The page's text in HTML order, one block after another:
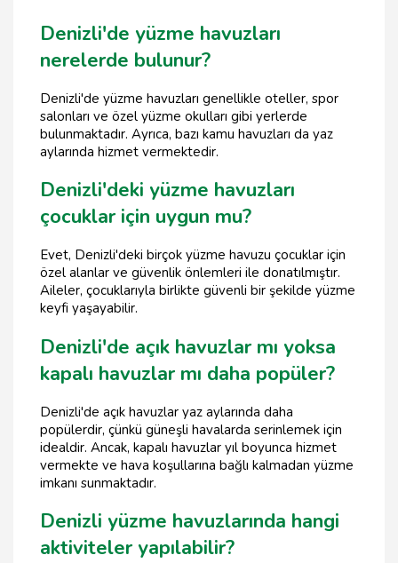
Denizli'de yüzme havuzları
nerelerde bulunur?
Denizli'de yüzme havuzları genellikle oteller, spor
salonları ve özel yüzme okulları gibi yerlerde
bulunmaktadır. Ayrıca, bazı kamu havuzları da yaz
aylarında hizmet vermektedir.
Denizli'deki yüzme havuzları
çocuklar için uygun mu?
Evet, Denizli'deki birçok yüzme havuzu çocuklar için
özel alanlar ve güvenlik önlemleri ile donatılmıştır.
Aileler, çocuklarıyla birlikte güvenli bir şekilde yüzme
keyfi yaşayabilir.
Denizli'de açık havuzlar mı yoksa
kapalı havuzlar mı daha popüler?
Denizli'de açık havuzlar yaz aylarında daha
popülerdir, çünkü güneşli havalarda serinlemek için
idealdir. Ancak, kapalı havuzlar yıl boyunca hizmet
vermekte ve hava koşullarına bağlı kalmadan yüzme
imkanı sunmaktadır.
Denizli yüzme havuzlarında hangi
aktiviteler yapılabilir?